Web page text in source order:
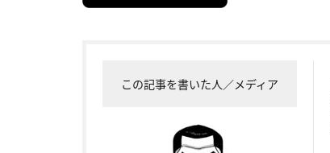
この記事を書いた人／メディア